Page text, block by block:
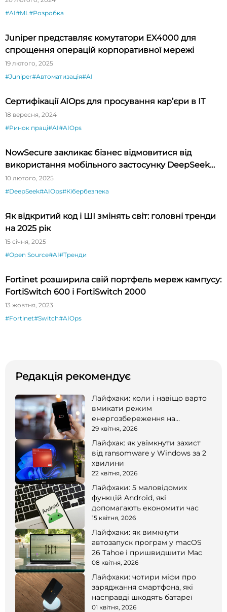
#AI#ML#Розробка
Juniper представляє комутатори EX4000 для
спрощення операцій корпоративної мережі
19 лютого, 2025
#Juniper#Автоматизація#AI
Сертифікації AIOps для просування кар’єри в IT
18 вересня, 2024
#Ринок праці#AI#AIOps
NowSecure закликає бізнес відмовитися від
використання мобільного застосунку DeepSeek
для iOS
10 лютого, 2025
#DeepSeek#AIOps#Кібербезпека
Як відкритий код і ШІ змінять світ: головні тренди
на 2025 рік
15 січня, 2025
#Open Source#AI#Тренди
Fortinet розширила свій портфель мереж кампусу:
FortiSwitch 600 і FortiSwitch 2000
13 жовтня, 2023
#Fortinet#Switch#AIOps
Редакція рекомендує
Лайфхаки: коли і навіщо варто
вмикати режим
енергозбереження на
смартфоні
29 квітня, 2026
Лайфхак: як увімкнути захист
від ransomware у Windows за 2
хвилини
22 квітня, 2026
Лайфхаки: 5 маловідомих
функцій Android, які
допомагають економити час
15 квітня, 2026
Лайфхаки: як вимкнути
автозапуск програм у macOS
26 Tahoe і пришвидшити Mac
08 квітня, 2026
Лайфхаки: чотири міфи про
заряджання смартфона, які
насправді шкодять батареї
01 квітня, 2026